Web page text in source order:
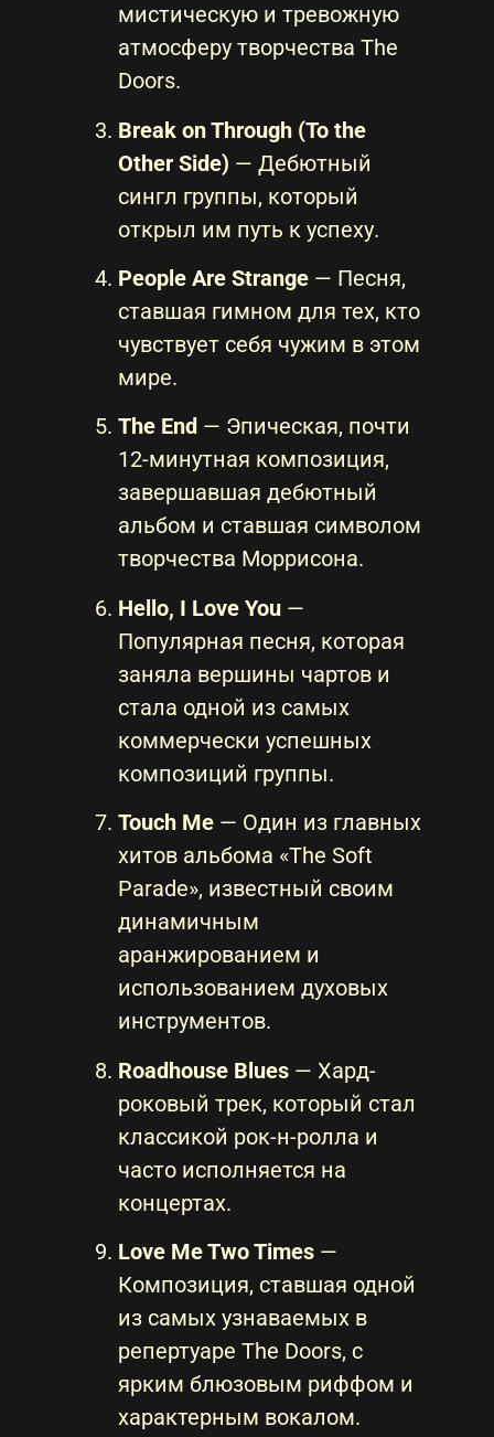
мистическую и тревожную
атмосферу творчества The
Doors.
Break on Through (To the
Other Side) — Дебютный
сингл группы, который
открыл им путь к успеху.
People Are Strange— Песня,
ставшая гимном для тех, кто
чувствует себя чужим в этом
мире.
The End — Эпическая, почти
12-минутная композиция,
завершавшая дебютный
альбом и ставшая символом
творчества Моррисона.
Hello, I Love You—
Популярная песня, которая
заняла вершины чартов и
стала одной из самых
коммерчески успешных
композиций группы.
Touch Me— Один из главных
хитов альбома «The Soft
Parade», известный своим
динамичным
аранжированием и
использованием духовых
инструментов.
Roadhouse Blues— Хард-
роковый трек, который стал
классикой рок-н-ролла и
часто исполняется на
концертах.
Love Me Two Times—
Композиция, ставшая одной
из самых узнаваемых в
репертуаре The Doors, с
ярким блюзовым риффом и
характерным вокалом.